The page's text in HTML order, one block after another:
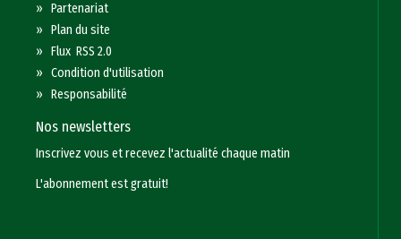
»Partenariat
»Plan du site
»Flux RSS 2.0
»Condition d'utilisation
»Responsabilité
Nos newsletters
Inscrivez vous et recevez l'actualité chaque matin
L'abonnement est gratuit!